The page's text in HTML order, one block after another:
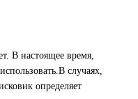
В настоящее время,
случаях,
определяет